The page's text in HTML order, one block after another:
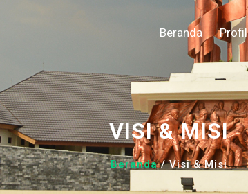
Beranda Profil
VISI & MISI
Beranda/ Visi & Misi